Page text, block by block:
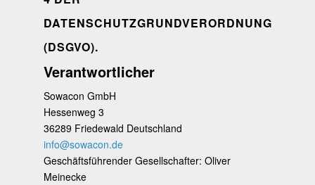
DATENSCHUTZGRUNDVERORDNUNG
(DSGVO).
Verantwortlicher
Sowacon GmbH
Hessenweg 3
36289 Friedewald Deutschland
info@sowacon.de
Geschäftsführender Gesellschafter: Oliver
Meinecke